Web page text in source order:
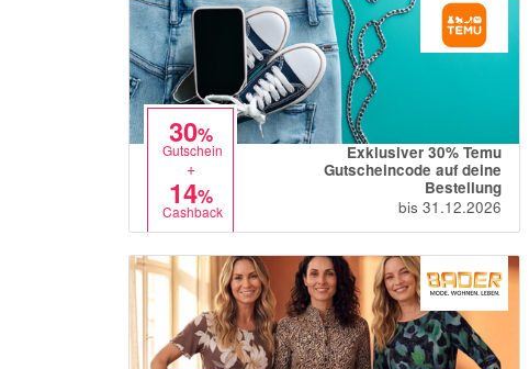
30%
Gutschein
+
14%
Cashback
Exklusiver 30% Temu
Gutscheincode auf deine
Bestellung
bis 31.12.2026